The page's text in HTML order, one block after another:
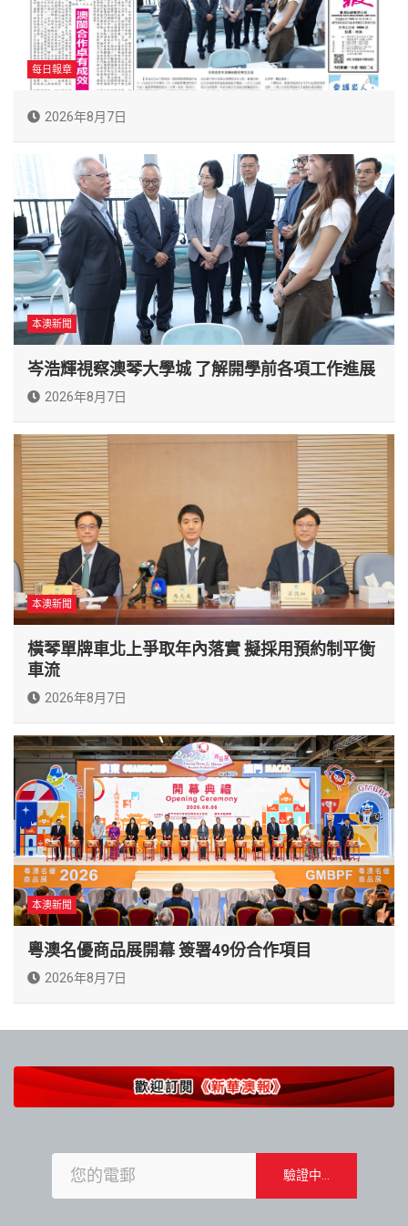
每日報章
2026年8月7日
本澳新聞
岑浩輝視察澳琴大學城 了解開學前各項工作進展
2026年8月7日
本澳新聞
橫琴單牌車北上爭取年內落實 擬採用預約制平衡
車流
2026年8月7日
本澳新聞
粵澳名優商品展開幕 簽署49份合作項目
2026年8月7日